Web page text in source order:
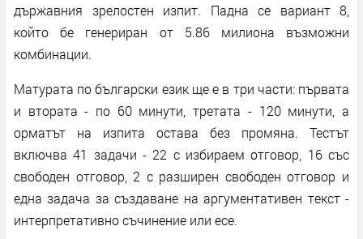
държавния зрелостен изпит. Падна се вариант 8,
който бе генериран от 5.86 милиона възможни
комбинации.
Матурата по български език ще е в три части: първата
и втората - по 60 минути, третата - 120 минути, а
орматът на изпита остава без промяна. Тестът
включва 41 задачи - 22 с избираем отговор, 16 със
свободен отговор, 2 с разширен свободен отговор и
една задача за създаване на аргументативен текст -
интерпретативно съчинение или есе.